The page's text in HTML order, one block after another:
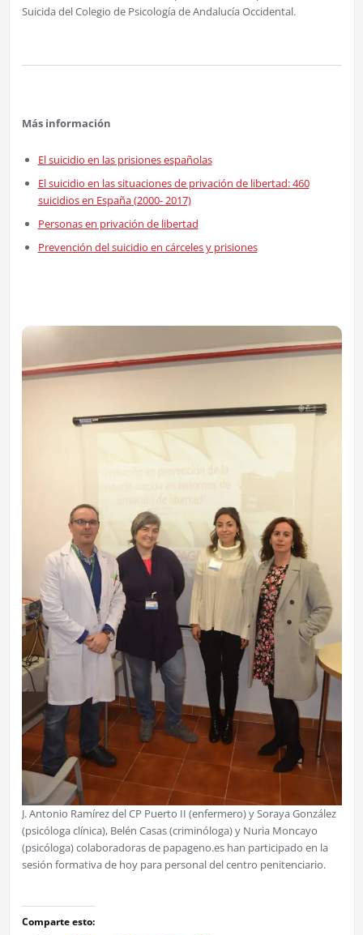
Suicida del Colegio de Psicología de Andalucía Occidental.
Más información
El suicidio en las prisiones españolas
El suicidio en las situaciones de privación de libertad: 460
suicidios en España (2000- 2017)
Personas en privación de libertad
Prevención del suicidio en cárceles y prisiones
J. Antonio Ramírez del CP Puerto II (enfermero) y Soraya González
(psicóloga clínica), Belén Casas (criminóloga) y Nuria Moncayo
(psicóloga) colaboradoras de papageno.es han participado en la
sesión formativa de hoy para personal del centro penitenciario.
Comparte esto: